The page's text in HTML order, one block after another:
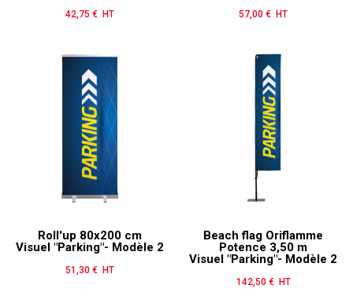
Prix
42,75 € HT Prix
57,00 € HT
Roll'up 80x200 cm
Visuel "Parking"- Modèle 2
Prix
51,30 € HT
Beach flag Oriflamme
Potence 3,50 m
Visuel "Parking"- Modèle 2
Prix
142,50 € HT